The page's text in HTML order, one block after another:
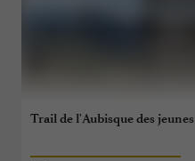
Trail de l'Aubisque des jeunes